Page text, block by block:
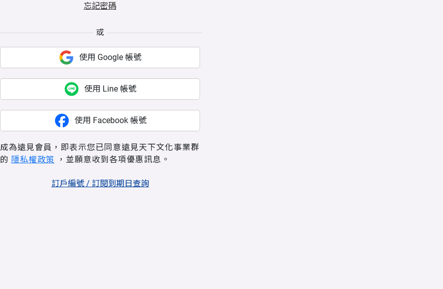
忘記密碼
或
使用 Google 帳號
使用 Line 帳號
使用 Facebook 帳號
成為遠見會員，即表示您已同意遠見天下文化事業群
的 隱私權政策 ，並願意收到各項優惠訊息。
訂戶編號 / 訂閱到期日查詢